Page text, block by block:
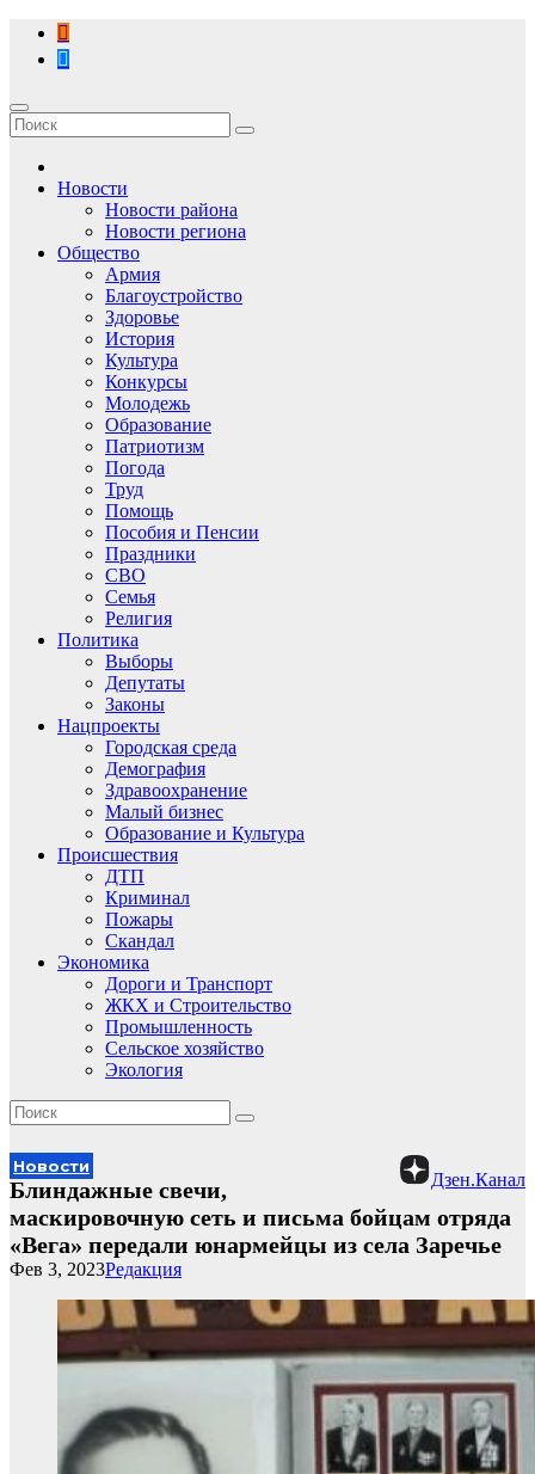
Перейти
содержимому
Новости
Новости района
Новости региона
Общество
Армия
Благоустройство
Здоровье
История
Культура
Конкурсы
Молодежь
Образование
Патриотизм
Погода
Труд
Помощь
Пособия и Пенсии
Праздники
СВО
Семья
Религия
Политика
Выборы
Депутаты
Законы
Нацпроекты
Городская среда
Демография
Здравоохранение
Малый бизнес
Образование и Культура
Происшествия
ДТП
Криминал
Пожары
Скандал
Экономика
Дороги и Транспорт
ЖКХ и Строительство
Промышленность
Сельское хозяйство
Экология
Новости
Дзен.Канал
Блиндажные свечи,
маскировочную сеть и письма бойцам отряда
«Вега» передали юнармейцы из села Заречье
Редакция
Фев 3, 2023